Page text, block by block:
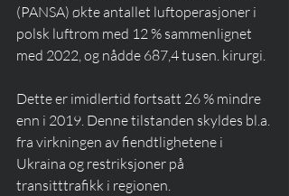
(PANSA) økte antallet luftoperasjoner i
polsk luftrom med 12 % sammenlignet
med 2022, og nådde 687,4 tusen. kirurgi.
Dette er imidlertid fortsatt 26 % mindre
enn i 2019. Denne tilstanden skyldes bl.a.
fra virkningen av fiendtlighetene i
Ukraina og restriksjoner på
transitttrafikk i regionen.